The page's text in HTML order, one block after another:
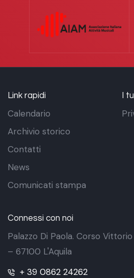
Link rapidi
Calendario
Archivio storico
Contatti
News
Comunicati stampa
I
Connessi con noi
Palazzo Di Paola. Corso
– 67100 L'Aquila
+ 39 0862 24262